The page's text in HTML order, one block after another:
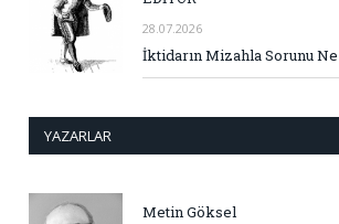
28.07.2026
İktidarın Mizahla Sorunu Ne
YAZARLAR
Metin Göksel